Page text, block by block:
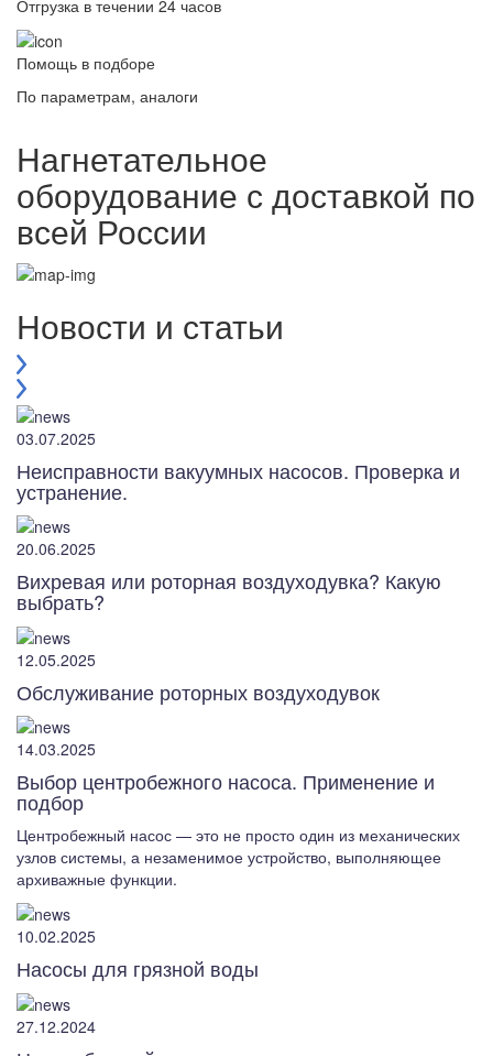
Отгрузка в течении 24 часов
Помощь в подборе
По параметрам, аналоги
Нагнетательное
оборудование с доставкой по
всей России
Новости и статьи
03.07.2025
Неисправности вакуумных насосов. Проверка и
устранение.
20.06.2025
Вихревая или роторная воздуходувка? Какую
выбрать?
12.05.2025
Обслуживание роторных воздуходувок
14.03.2025
Выбор центробежного насоса. Применение и
подбор
Центробежный насос — это не просто один из механических
узлов системы, а незаменимое устройство, выполняющее
архиважные функции.
10.02.2025
Насосы для грязной воды
27.12.2024